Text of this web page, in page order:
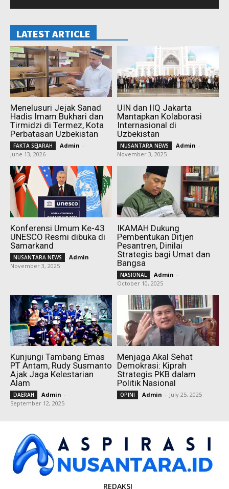
LATEST ARTICLE
Menelusuri Jejak Sanad
Hadis Imam Bukhari dan
Tirmidzi di Termez, Kota
Perbatasan Uzbekistan
FAKTA SEJARAH Admin
June 13, 2026
UIN dan IIQ Jakarta
Mantapkan Kolaborasi
Internasional di
Uzbekistan
NUSANTARA NEWS Admin
November 3, 2025
Konferensi Umum Ke-43
UNESCO Resmi dibuka di
Samarkand
NUSANTARA NEWS Admin
November 3, 2025
IKAMAH Dukung
Pembentukan Ditjen
Pesantren, Dinilai
Strategis bagi Umat dan
Bangsa
NASIONAL Admin
October 10, 2025
Kunjungi Tambang Emas
PT Antam, Rudy Susmanto
Ajak Jaga Kelestarian
Alam
DAERAH Admin
September 12, 2025
Menjaga Akal Sehat
Demokrasi: Kiprah
Strategis PKB dalam
Politik Nasional
OPINI Admin July 25, 2025
REDAKSI